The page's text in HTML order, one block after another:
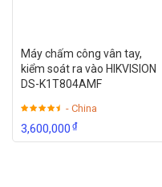
Máy chấm công vân tay,
kiểm soát ra vào HIKVISION
DS-K1T804AMF
- China
3,600,000₫